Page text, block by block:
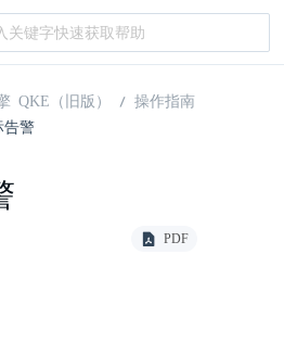
QKE（旧版）
操作指南
告警
PDF